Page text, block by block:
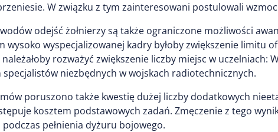
W związku z tym zainteresowani postulowali
odejść żołnierzy są także ograniczone możliwości
wysoko wyspecjalizowanej kadry byłoby zwiększenie limitu
rozważyć zwiększenie liczby miejsc w uczelniach:
specjalistów niezbędnych w wojskach radiotechnicznych.
poruszono także kwestię dużej liczby dodatkowych
kosztem podstawowych zadań. Zmęczenie z tego
pełnienia dyżuru bojowego.